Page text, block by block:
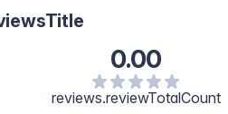
0.00
reviews.reviewTotalCount